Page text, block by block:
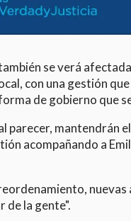
se verá
con una gestión
de gobierno que
parecer, mantendrán
acompañando a
nuevas
de la gente".